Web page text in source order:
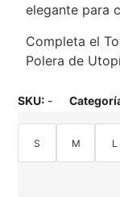
elegante para
Completa el
Polera de
SKU: -
S M L